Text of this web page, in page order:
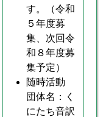
す。（令和
５年度募
集、次回令
和８年度募
集予定）
随時活動
団体名：く
にたち音訳